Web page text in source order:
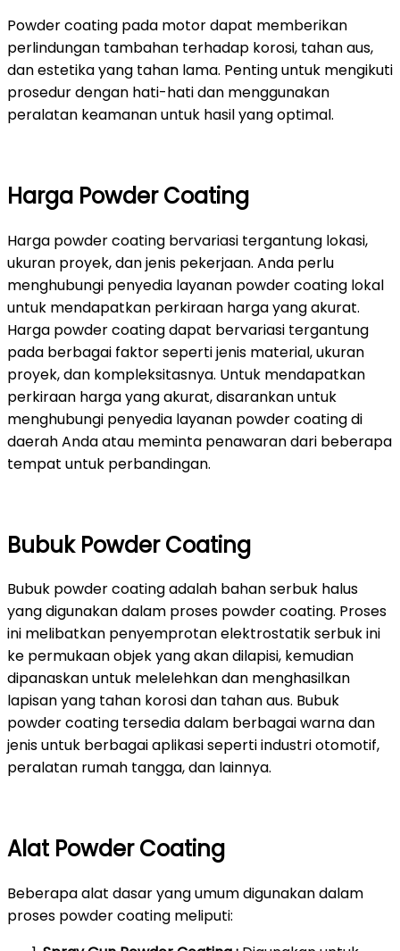
Powder coating pada motor dapat memberikan
perlindungan tambahan terhadap korosi, tahan aus,
dan estetika yang tahan lama. Penting untuk mengikuti
prosedur dengan hati-hati dan menggunakan
peralatan keamanan untuk hasil yang optimal.
Harga Powder Coating
Harga powder coating bervariasi tergantung lokasi,
ukuran proyek, dan jenis pekerjaan. Anda perlu
menghubungi penyedia layanan powder coating lokal
untuk mendapatkan perkiraan harga yang akurat.
Harga powder coating dapat bervariasi tergantung
pada berbagai faktor seperti jenis material, ukuran
proyek, dan kompleksitasnya. Untuk mendapatkan
perkiraan harga yang akurat, disarankan untuk
menghubungi penyedia layanan powder coating di
daerah Anda atau meminta penawaran dari beberapa
tempat untuk perbandingan.
Bubuk Powder Coating
Bubuk powder coating adalah bahan serbuk halus
yang digunakan dalam proses powder coating. Proses
ini melibatkan penyemprotan elektrostatik serbuk ini
ke permukaan objek yang akan dilapisi, kemudian
dipanaskan untuk melelehkan dan menghasilkan
lapisan yang tahan korosi dan tahan aus. Bubuk
powder coating tersedia dalam berbagai warna dan
jenis untuk berbagai aplikasi seperti industri otomotif,
peralatan rumah tangga, dan lainnya.
Alat Powder Coating
Beberapa alat dasar yang umum digunakan dalam
proses powder coating meliputi: